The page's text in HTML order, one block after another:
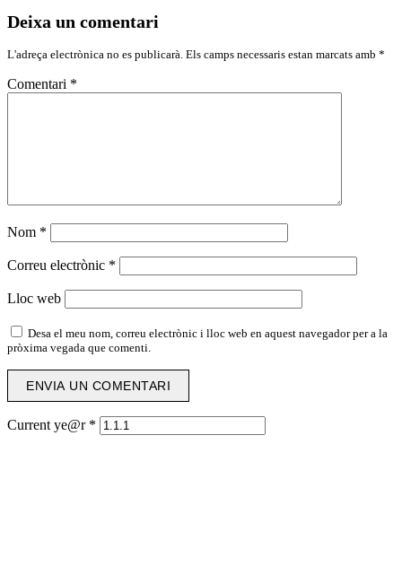
Deixa un comentari
L'adreça electrònica no es publicarà. Els camps necessaris estan marcats amb *
Comentari *
Nom *
Correu electrònic *
Lloc web
Desa el meu nom, correu electrònic i lloc web en aquest navegador per a la
pròxima vegada que comenti.
Current ye@r *